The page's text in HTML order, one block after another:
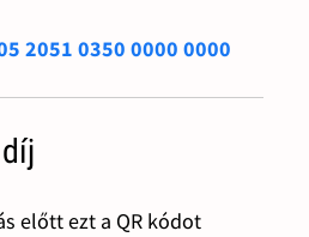
2051 0350 0000 0000
előtt ezt a QR kódot